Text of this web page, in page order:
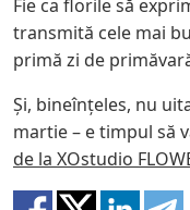
Fie ca florile să
transmită cele mai
primă zi de
Și, bineînțeles, nu
martie – e timpul să
de la XOstudio